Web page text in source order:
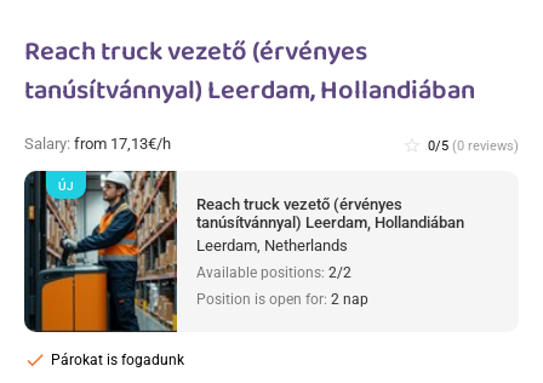
Reach truck vezető (érvényes
tanúsítvánnyal) Leerdam, Hollandiában
Salary: from 17,13€/h star_border 0/5 (0 reviews)
Reach truck vezető (érvényes
tanúsítvánnyal) Leerdam, Hollandiában
Leerdam, Netherlands
Available positions: 2/2
Position is open for: 2 nap
Párokat is fogadunk
check
ÚJ